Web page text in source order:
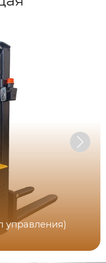
управления)